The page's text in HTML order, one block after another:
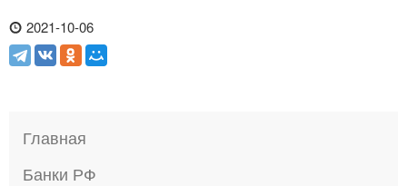
2021-10-06
Главная
Банки РФ